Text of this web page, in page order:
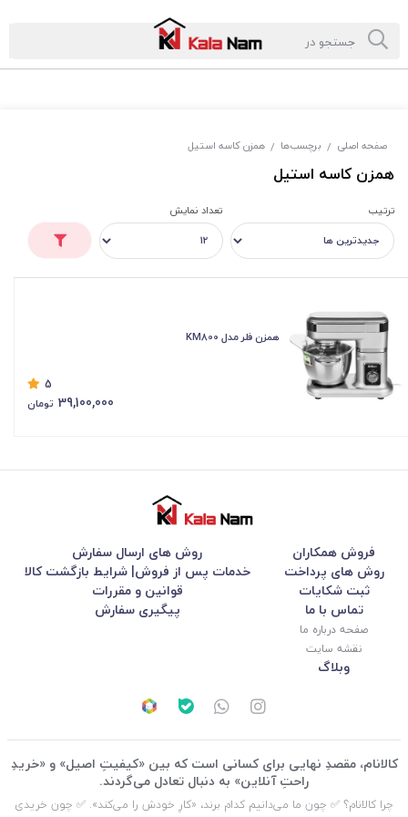
صفحه اصلی / برچسب‌ها / همزن کاسه استیل
همزن کاسه استیل
ترتیب تعداد نمایش
همزن فلر مدل KM800
5
39,100,000 تومان
فروش همکاران
روش های ارسال سفارش
روش های پرداخت
خدمات پس از فروش| شرایط بازگشت کالا
ثبت شکایات
قوانین و مقررات
تماس با ما
صفحه درباره ما
نقشه سایت
پیگیری سفارش
وبلاگ
کالانام، مقصدِ نهایی برای کسانی است که بین «کیفیتِ اصیل» و «خریدِ
راحتِ آنلاین» به دنبال تعادل می‌گردند.
چرا کالانام؟ ✅ چون ما می‌دانیم کدام برند، «کارِ خودش را می‌کند». ✅ چون خریدی